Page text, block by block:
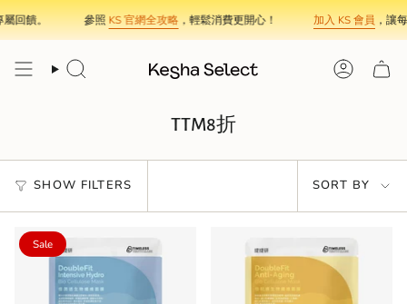
Skip
to
content
回饋。 參照KS 官網全攻略，輕鬆消費更開心！ 加入 KS 會員，讓每
Search Account
TTM8折
SHOW FILTERS SORT BY
Sale